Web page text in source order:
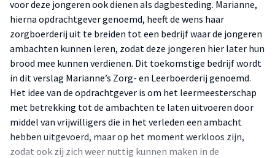
voor deze jongeren ook dienen als dagbesteding. Marianne,
hierna opdrachtgever genoemd, heeft de wens haar
zorgboerderij uit te breiden tot een bedrijf waar de jongeren
ambachten kunnen leren, zodat deze jongeren hier later hun
brood mee kunnen verdienen. Dit toekomstige bedrijf wordt
in dit verslag Marianne’s Zorg- en Leerboerderij genoemd.
Het idee van de opdrachtgever is om het leermeesterschap
met betrekking tot de ambachten te laten uitvoeren door
middel van vrijwilligers die in het verleden een ambacht
hebben uitgevoerd, maar op het moment werkloos zijn,
zodat ook zij zich weer nuttig kunnen maken in de